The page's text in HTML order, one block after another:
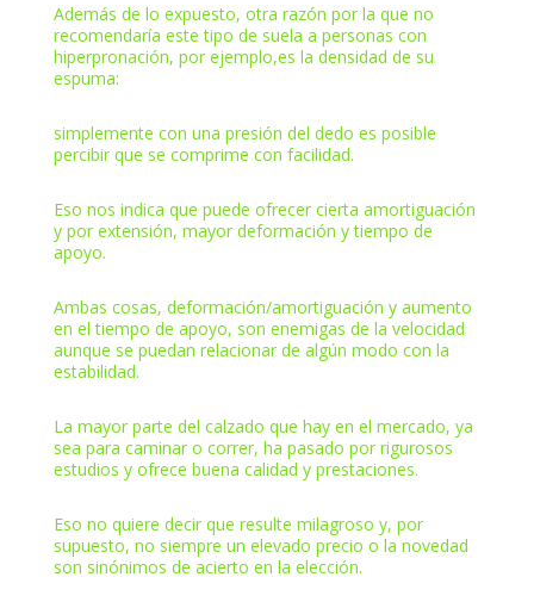
Además de lo expuesto, otra razón por la que no
recomendaría este tipo de suela a personas con
hiperpronación, por ejemplo,es la densidad de su
espuma:
simplemente con una presión del dedo es posible
percibir que se comprime con facilidad.
Eso nos indica que puede ofrecer cierta amortiguación
y por extensión, mayor deformación y tiempo de
apoyo.
Ambas cosas, deformación/amortiguación y aumento
en el tiempo de apoyo, son enemigas de la velocidad
aunque se puedan relacionar de algún modo con la
estabilidad.
La mayor parte del calzado que hay en el mercado, ya
sea para caminar o correr, ha pasado por rigurosos
estudios y ofrece buena calidad y prestaciones.
Eso no quiere decir que resulte milagroso y, por
supuesto, no siempre un elevado precio o la novedad
son sinónimos de acierto en la elección.